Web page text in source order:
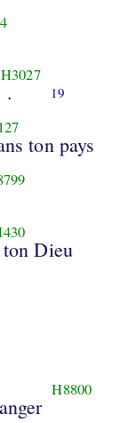
H3027
. 19
ton pays
Dieu
H8800